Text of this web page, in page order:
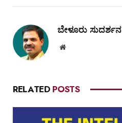
ಬೇಳೂರು ಸುದರ್ಶನ
Website
RELATED POSTS